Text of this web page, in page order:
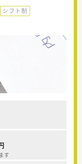
シフト制
す